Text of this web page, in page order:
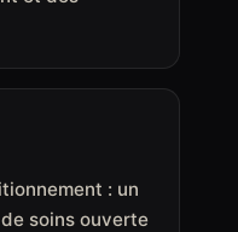
: un
soins ouverte